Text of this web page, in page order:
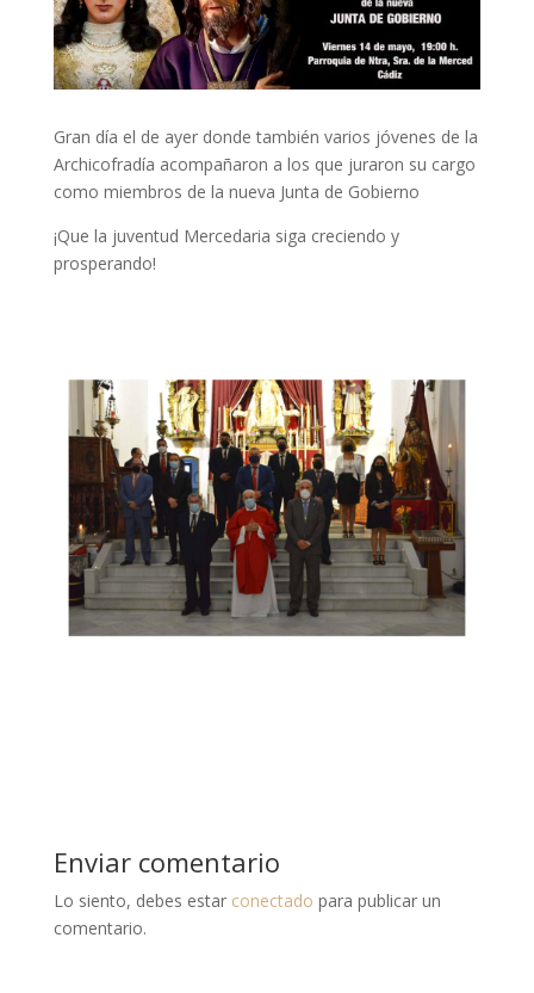
Gran día el de ayer donde también varios jóvenes de la
Archicofradía acompañaron a los que juraron su cargo
como miembros de la nueva Junta de Gobierno
¡Que la juventud Mercedaria siga creciendo y
prosperando!
Enviar comentario
Lo siento, debes estar conectado para publicar un
comentario.